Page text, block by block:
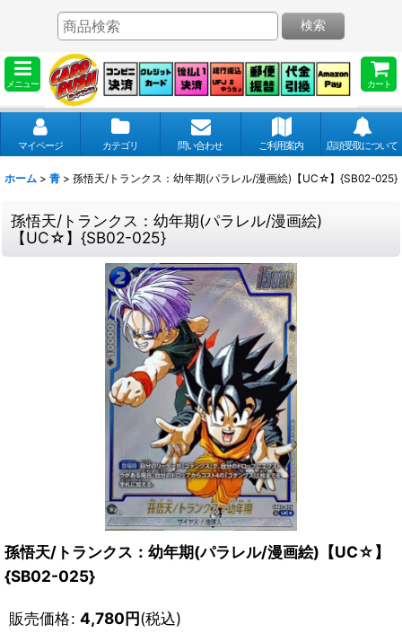
メニュー カート
検索
マイページ カテゴリ 問い合わせ ご利用案内 店頭受取について
ホーム > 青 > 孫悟天/トランクス：幼年期(パラレル/漫画絵)【UC☆】{SB02-025}
孫悟天/トランクス：幼年期(パラレル/漫画絵)
【UC☆】{SB02-025}
孫悟天/トランクス：幼年期(パラレル/漫画絵)【UC☆】
{SB02-025}
販売価格: 4,780円(税込)